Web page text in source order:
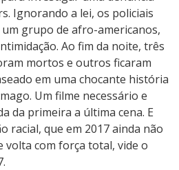
Ignorando a lei, os policiais
grupo de afro-americanos,
Ao fim da noite, três
mortos e outros ficaram
em uma chocante história
Um filme necessário e
da primeira a última cena. E
racial, que em 2017 ainda não
volta com força total, vide o